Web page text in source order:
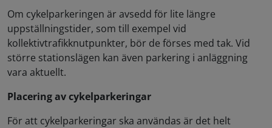
Om cykelparkeringen är avsedd för lite längre
uppställningstider, som till exempel vid
kollektivtrafikknutpunkter, bör de förses med tak. Vid
större stationslägen kan även parkering i anläggning
vara aktuellt.
Placering av cykelparkeringar
För att cykelparkeringar ska användas är det helt